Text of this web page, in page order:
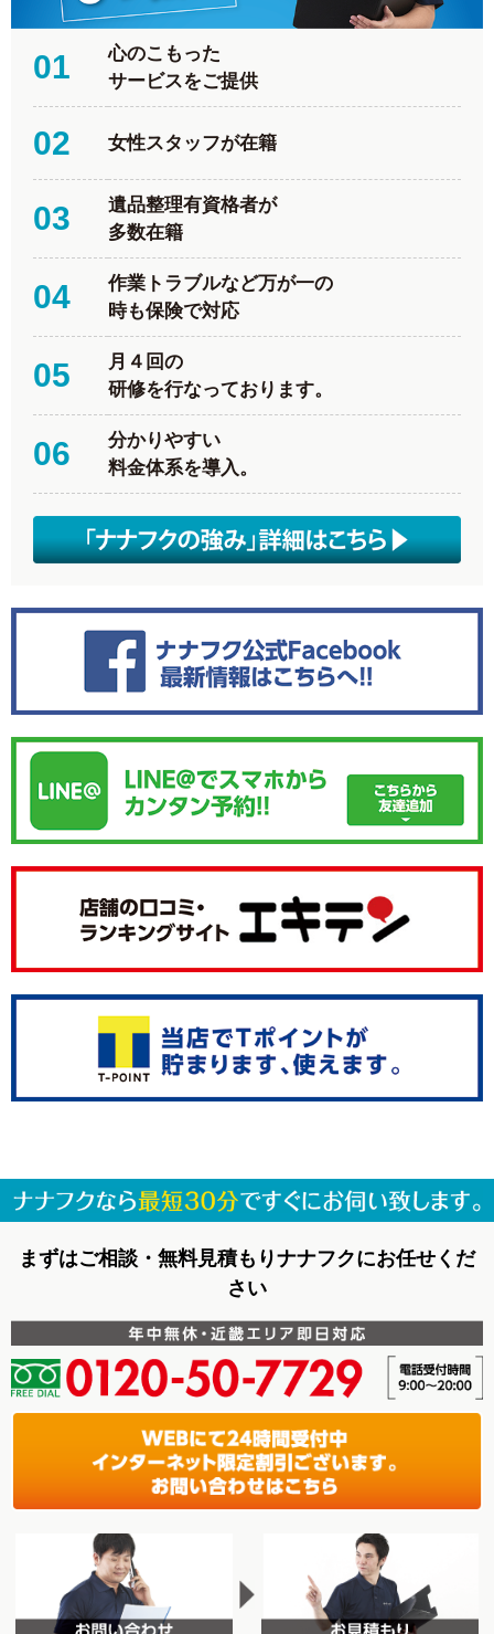
01
心のこもった
サービスをご提供
02 女性スタッフが在籍
03
遺品整理有資格者が
多数在籍
04
作業トラブルなど万が一の
時も保険で対応
05
月４回の
研修を行なっております。
06
分かりやすい
料金体系を導入。
まずはご相談・無料見積もりナナフクにお任せくだ
さい